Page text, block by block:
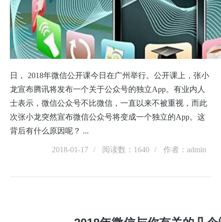
日， 2018年微信公开课今日在广州举行。公开课上，张小
龙宣布腾讯将发布一个关于公众号的独立App。有业内人
士表示，微信公众号不比微信，一直以来不被重视，而此
次张小龙突然宣布微信公众号将变成一个独立的App。这
背后有什么原因呢？ ...
2018-01-17 阅读数：1640 作者：admin